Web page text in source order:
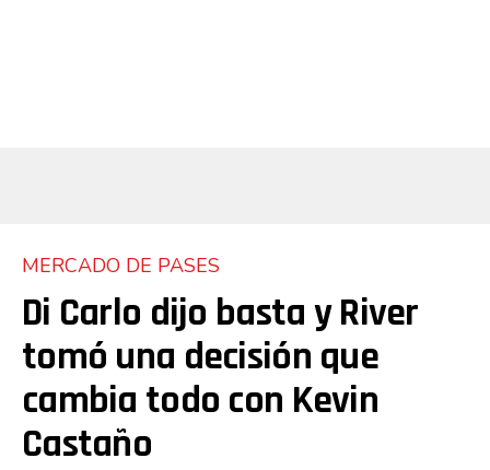
MERCADO DE PASES
Di Carlo dijo basta y River
tomó una decisión que
cambia todo con Kevin
Castaño
Reddit
Pinterest